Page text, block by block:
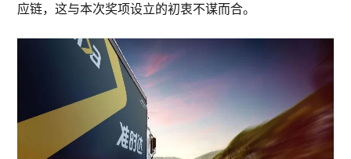
应链，这与本次奖项设立的初衷不谋而合。